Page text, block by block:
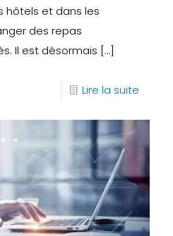
hôtels et dans les
des repas
Il est désormais […]
Lire la suite